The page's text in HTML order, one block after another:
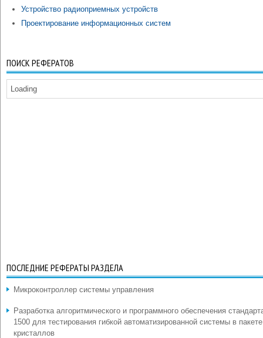
Устройство радиоприемных устройств
Проектирование информационных систем
ПОИСК РЕФЕРАТОВ
Loading
ПОСЛЕДНИЕ РЕФЕРАТЫ РАЗДЕЛА
Микроконтроллер системы управления
Разработка алгоритмического и программного обеспечения
1500 для тестирования гибкой автоматизированной системы в пакете
кристаллов